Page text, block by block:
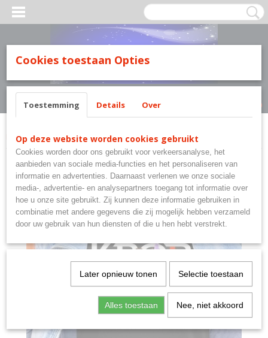
Inloggen Registreren
(0)
Home >K-Pop Demon Hunters>K-Pop Demon Hunters T-shirt - XS - S - M
Cookies toestaan Opties
Toestemming Details Over
Op deze website worden cookies gebruikt
Cookies worden door ons gebruikt voor verkeersanalyse, het
aanbieden van sociale media-functies en het personaliseren van
informatie en advertenties. Daarnaast verlenen we onze sociale
media-, advertentie- en analysepartners toegang tot informatie over
hoe u onze site gebruikt. Zij kunnen deze informatie gebruiken in
combinatie met andere gegevens die zij mogelijk hebben verzameld
door uw gebruik van hun diensten of die u hen hebt verstrekt.
Later opnieuw tonen Selectie toestaan
Alles toestaan Nee, niet akkoord